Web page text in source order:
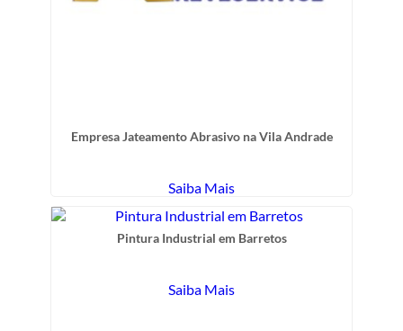
Empresa Jateamento Abrasivo na Vila Andrade
Saiba Mais
Pintura Industrial em Barretos
Saiba Mais